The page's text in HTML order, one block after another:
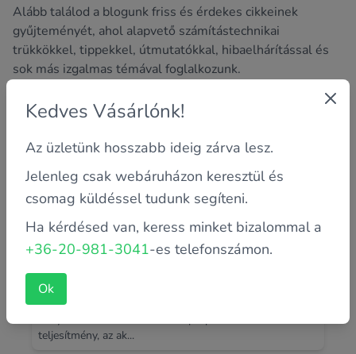
Alább találod a blogunk friss és érdekes cikkeinek
gyűjteményét, ahol alapvető számítástechnikai
trükkökkel, tippekkel, útmutatókkal, hibaelhárítással és
sok más izgalmas témával foglalkozunk.
jobb? :)
Milyen szempontok alapján válassz kijelzőméretet?
teljesítmény, az ak...
Kedves Vásárlónk!
Az üzletünk hosszabb ideig zárva lesz.
Jelenleg csak webáruházon keresztül és
csomag küldéssel tudunk segíteni.
Ha kérdésed van, keress minket bizalommal a
+36-20-981-3041-es telefonszámon.
Ok